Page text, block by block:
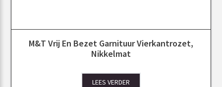
M&T Vrij En Bezet Garnituur Vierkantrozet,
Nikkelmat
LEES VERDER